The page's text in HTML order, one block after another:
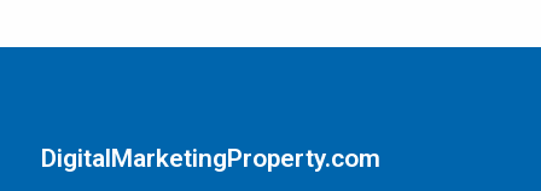
DigitalMarketingProperty.com